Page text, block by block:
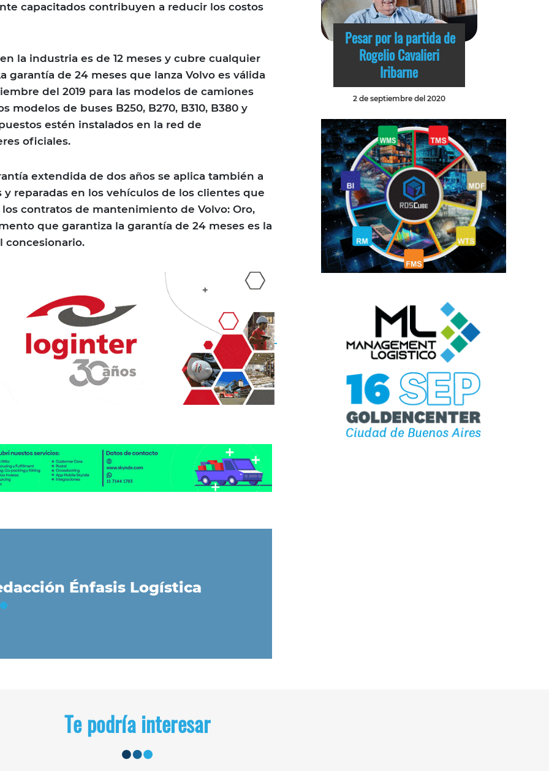
capacitados contribuyen a reducir los costos
la industria es de 12 meses y cubre cualquier
garantía de 24 meses que lanza Volvo es válida
del 2019 para las modelos de camiones
modelos de buses B250, B270, B310, B380 y
estén instalados en la red de
oficiales.
extendida de dos años se aplica también a
y reparadas en los vehículos de los clientes que
contratos de mantenimiento de Volvo: Oro,
que garantiza la garantía de 24 meses es la
concesionario.
Énfasis Logística
Pesar por la partida de
Rogelio Cavalieri
Iribarne
2 de septiembre del 2020
Te podría interesar